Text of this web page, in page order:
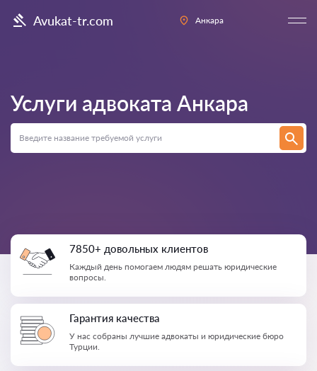
Avukat-tr.com Анкара
Услуги адвоката Анкара
7850+ довольных клиентов
Каждый день помогаем людям решать юридические
вопросы.
Гарантия качества
У нас собраны лучшие адвокаты и юридические бюро
Турции.